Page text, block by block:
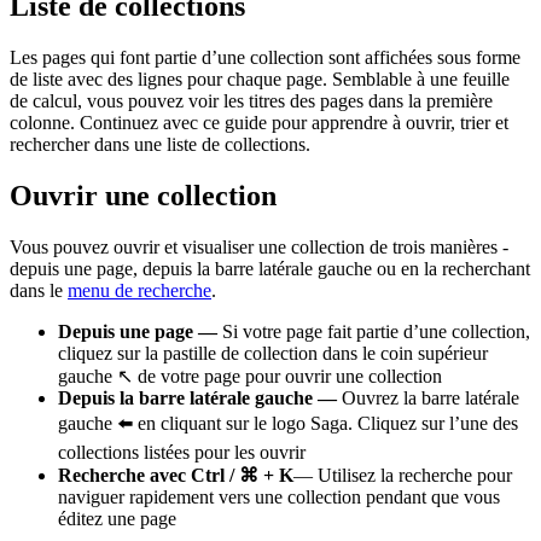
Liste de collections
Les pages qui font partie d’une collection sont affichées sous forme
de liste avec des lignes pour chaque page. Semblable à une feuille
de calcul, vous pouvez voir les titres des pages dans la première
colonne. Continuez avec ce guide pour apprendre à ouvrir, trier et
rechercher dans une liste de collections.
Ouvrir une collection
Vous pouvez ouvrir et visualiser une collection de trois manières -
depuis une page, depuis la barre latérale gauche ou en la recherchant
dans le menu de recherche.
Depuis une page —Si votre page fait partie d’une collection,
cliquez sur la pastille de collection dans le coin supérieur
gauche ↖️ de votre page pour ouvrir une collection
Depuis la barre latérale gauche —Ouvrez la barre latérale
gauche ⬅️ en cliquant sur le logo Saga. Cliquez sur l’une des
collections listées pour les ouvrir
Recherche avec Ctrl / ⌘ + K— Utilisez la recherche pour
naviguer rapidement vers une collection pendant que vous
éditez une page